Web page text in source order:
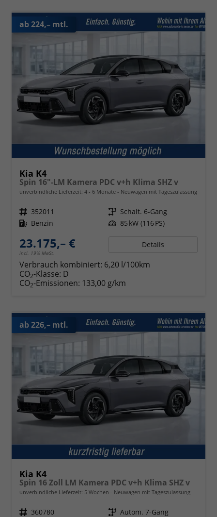
ab 224,– mtl.
Kia K4
Spin 16"-LM Kamera PDC v+h Klima SHZ v
unverbindliche Lieferzeit: 4 - 6 Monate Neuwagen mit Tageszulassung
Fahrzeugnr. 352011 Getriebe Schalt. 6-Gang
Kraftstoff Benzin Leistung 85 kW (116 PS)
23.175,– €
incl. 19% MwSt.
Details
Verbrauch kombiniert: 6,20 l/100km
CO2-Klasse: D
CO2-Emissionen: 133,00 g/km
ab 226,– mtl.
Kia K4
Spin 16 Zoll LM Kamera PDC v+h Klima SHZ v
unverbindliche Lieferzeit: 5 Wochen Neuwagen mit Tageszulassung
Fahrzeugnr. 360780 Getriebe Autom. 7-Gang